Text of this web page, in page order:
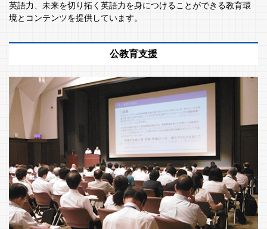
英語力、未来を切り拓く英語力を身につけることができる教育環
境とコンテンツを提供しています。
公教育支援